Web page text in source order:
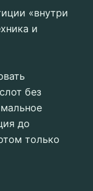
«внутри
и
без
до
только